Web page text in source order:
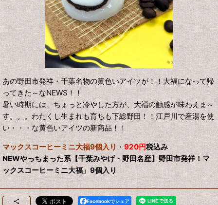
あの野田市発祥・千葉名物の黄色いアイツが！！大福になって帰
ってきた～なNEWS！！
暑い時期には、ちょっと冷やした方が、大福の触感が味わえま～
す。。。わたくし生まれも育ちも下総野田！！江戸川で産湯を使
い・・・な黄色いアイツの新商品！！
マックスコーヒーミニ大福9個入り ・920円税込み
NEWやっちまった系【千葉みやげ・野田名産】野田市発祥！マ
ックスコーヒーミニ大福」9個入り
Facebookでシェア